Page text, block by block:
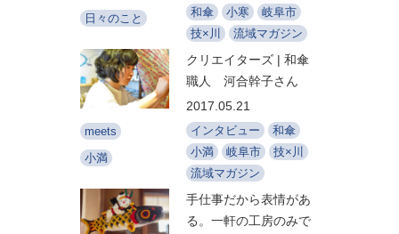
日々のこと
和傘 小寒
岐阜市
技×川
流域マガジン
meets
小満
クリエイターズ | 和傘
職人 河合幹子さん
2017.05.21
インタビュー
和傘
小満
岐阜市
技×川
流域マガジン
手仕事だから表情があ
る。一軒の工房のみで